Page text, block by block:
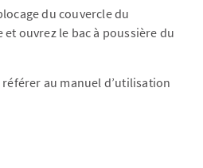
du couvercle du
ouvrez le bac à poussière du
au manuel d’utilisation